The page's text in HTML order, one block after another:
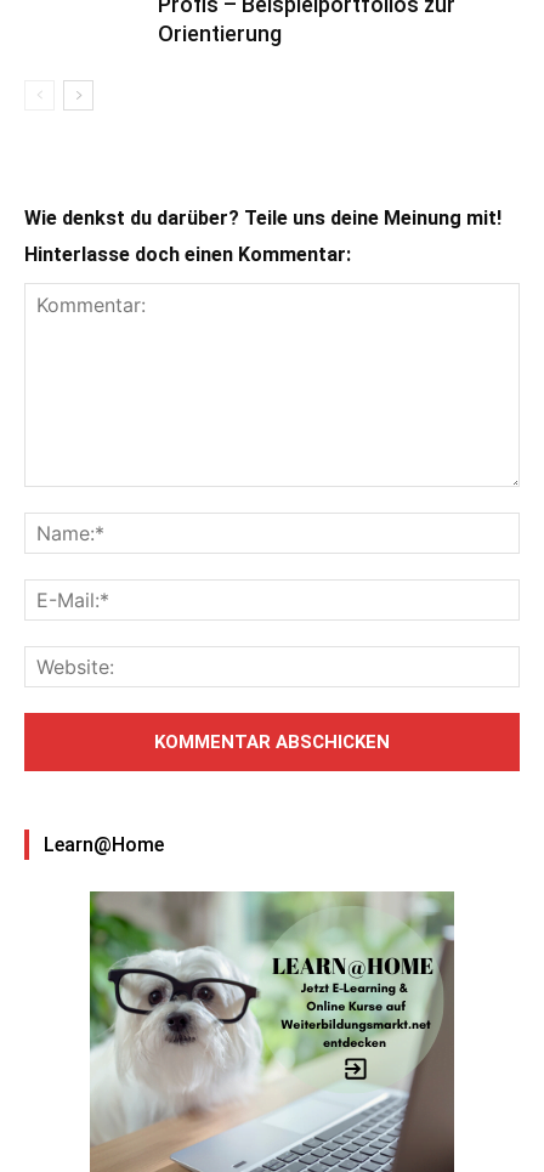
Orientierung
Wie denkst du darüber? Teile uns deine Meinung mit!
Hinterlasse doch einen Kommentar:
Learn@Home